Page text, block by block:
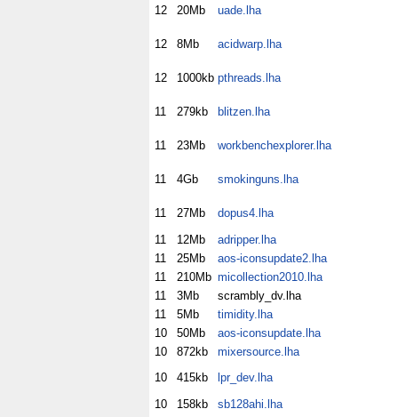
12 20Mb uade.lha
12 8Mb acidwarp.lha
12 1000kb pthreads.lha
11 279kb blitzen.lha
11 23Mb workbenchexplorer.lha
11 4Gb smokinguns.lha
11 27Mb
dopus4.lha
11
12Mb
adripper.lha
11
25Mb
aos-iconsupdate2.lha
11
210Mb micollection2010.lha
11
3Mb
scrambly_dv.lha
11
5Mb
timidity.lha
10
50Mb
aos-iconsupdate.lha
10
872kb
mixersource.lha
10
415kb
lpr_dev.lha
10
158kb
sb128ahi.lha